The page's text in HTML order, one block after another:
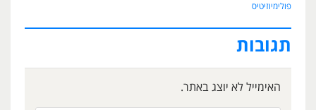
פולימיוזיטיס
תגובות
האימייל לא יוצג באתר.